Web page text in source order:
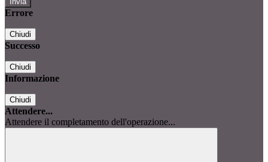
Errore
Chiudi
Successo
Chiudi
Informazione
Chiudi
Attendere...
Attendere il completamento dell'operazione...